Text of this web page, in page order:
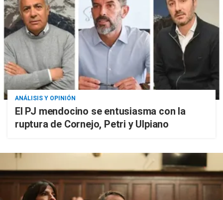
ANÁLISIS Y OPINIÓN
El PJ mendocino se entusiasma con la
ruptura de Cornejo, Petri y Ulpiano